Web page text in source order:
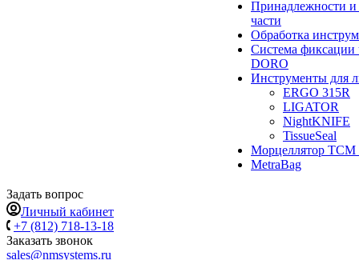
Принадлежности и
части
Обработка
Система фиксации
DORO
Инструменты для
ERGO 315R
LIGATOR
NightKNIFE
TissueSeal
Морцеллятор ТСМ
MetraBag
Задать вопрос
Личный кабинет
+7 (812) 718-13-18
Заказать звонок
sales@nmsystems.ru